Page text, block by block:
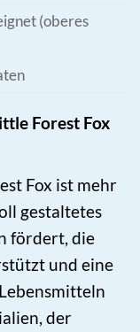
(oberes
Forest Fox
Fox ist mehr
gestaltetes
fördert, die
und eine
der